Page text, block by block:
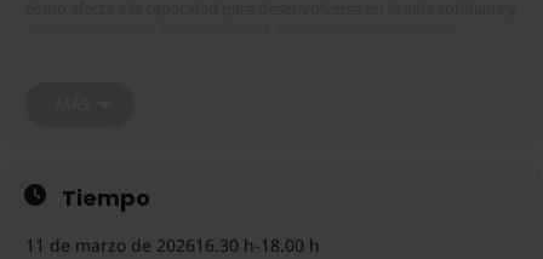
Tiempo
11 de marzo de 202616.30 h-18.00 h